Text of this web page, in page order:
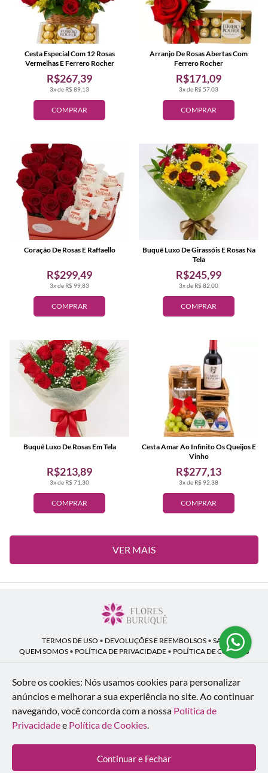
COMPRAR
3x de R$ 89,13
R$267,39
Cesta Especial Com 12 Rosas
Vermelhas E Ferrero Rocher
COMPRAR
3x de R$ 57,03
R$171,09
Arranjo De Rosas Abertas Com
Ferrero Rocher
COMPRAR
3x de R$ 99,83
R$299,49
Coração De Rosas E Raffaello
COMPRAR
3x de R$ 82,00
R$245,99
Buquê Luxo De Girassóis E Rosas Na
Tela
COMPRAR
3x de R$ 71,30
R$213,89
Buquê Luxo De Rosas Em Tela
COMPRAR
3x de R$ 92,38
R$277,13
Cesta Amar Ao Infinito Os Queijos E
Vinho
VER MAIS
TERMOS DE USO • DEVOLUÇÕES E REEMBOLSOS • SAC
QUEM SOMOS • POLÍTICA DE PRIVACIDADE • POLÍTICA DE COOKIES
Flores Buruquê | CNPJ: 53.136.758/0001-18
Rua Coronel João Guilherme Guimarães, 1640 - Bom Retiro - Curitiba - PR -
80520-280
WhatsApp: (41) 98154-876| Telefone: (41) 9 9815-4876
© 2024-2026 - Todos os direitos reservados - Desenvolvido por
Inteligentes
Sobre os cookies: Nós usamos cookies para personalizar
anúncios e melhorar a sua experiência no site.Ao continuar
navegando, você concorda com a nossa Política de
Privacidadee Política de Cookies.
Continuar e Fechar